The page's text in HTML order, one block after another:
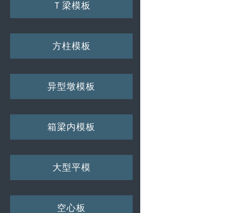
Ｔ梁模板
方柱模板
异型墩模板
箱梁内模板
大型平模
空心板